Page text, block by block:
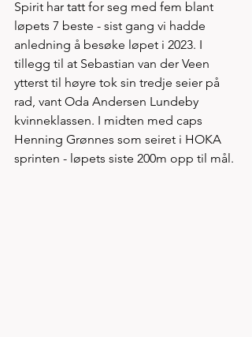
Spirit har tatt for seg med fem blant
løpets 7 beste - sist gang vi hadde
anledning å besøke løpet i 2023. I
tillegg til at Sebastian van der Veen
ytterst til høyre tok sin tredje seier på
rad, vant Oda Andersen Lundeby
kvinneklassen. I midten med caps
Henning Grønnes som seiret i HOKA
sprinten - løpets siste 200m opp til mål.